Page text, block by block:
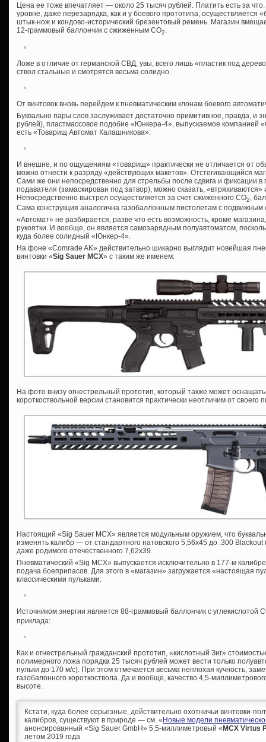
Цена ее тоже впечатляет — около 25 тысяч рублей. Платить есть за
уровне, даже перезарядка, как и у боевого прототипа, осуществляется
штык-нож и кондово-исторический брезентовый ремень. Магазин
12-граммовый баллончик с сжиженным СО2.
Ложе в отличие от германской СВД, увы, всего лишь «пластик под
ствол стальные и смотрятся весьма солидно..
От винтовок вновь перейдем к пневматическим клонам боевого
Буквально пары слов заслуживает достаточно примитивное, правда, и
рублей), пластмассовое подобие «Юнкера-4», выпускаемое компанией
есть «Товарищ Автомат Калашникова»:
И внешне, и по ощущениям «товарищ» практически не отличается от
можно отнести к разряду «действующих макетов». Отстегивающийся
Сами же они непосредственно для стрельбы после сдвига и фиксации
подавателя (замаскирован под затвор), можно сказать,
Непосредственно выстрел осуществляется за счет сжиженного СО2,
Сама конструкция аналогична газобаллонным пистолетам с подвижным
«Автомат» не разбирается, разве что есть возможность, кроме
рукоятки. И вообще, он является самозарядным полуавтоматом,
куда более солидный «Юнкер-4».
На фоне «Comrade AK» действительно шикарно выглядит новейшая
винтовки «Sig Sauer MCX» с таким же именем:
На фото внизу огнестрельный прототип, который также может
короткоствольной версии становится практически неотличим от своего
Настоящий «Sig Sauer MCX» является модульным оружием, что
изменять калибр — от стандартного натовского 5,56х45 до .300
даже родимого отечественного 7,62х39.
Пневматический «Sig MCX» выпускается исключительно в 177-м
подача боеприпасов. Для этого в «магазин» загружается «настоящая
классическими пульками:
Источником энергии является 88-граммовый баллончик с углекислотой
приклада:
Как и огнестрельный гражданский прототип, «кислотный Зиг»
полимерного ложа порядка 25 тысяч рублей может вести только
пульки до 170 м/с). При этом отмечается весьма неплохая кучность,
газобалонного короткоствола. Да и вообще, качество 4,5-
высоте.
Кстати, куда более серьезные, действительно охотничьи винтовки-
калибров, существуют в природе — см. « Новые модели
анонсированный «Sig Sauer GmbH» 5,5-миллиметровый « MCX Virtus
летом 2019 года